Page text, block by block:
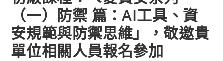
（一）防禦 篇：AI工具、資
安規範與防禦思維」，敬邀貴
單位相關人員報名參加